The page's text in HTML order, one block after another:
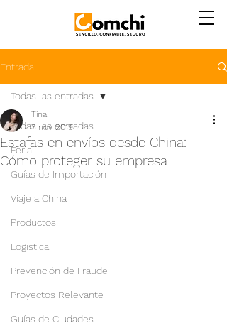
Entrada
Todas las entradas
Feria
Guías de Importación
Viaje a China
Productos
Logistica
Prevención de Fraude
Proyectos Relevante
Guías de Ciudades
Todas las entradas
Estafas en envíos desde China:
Cómo proteger su empresa
Tina
7 nov 2019